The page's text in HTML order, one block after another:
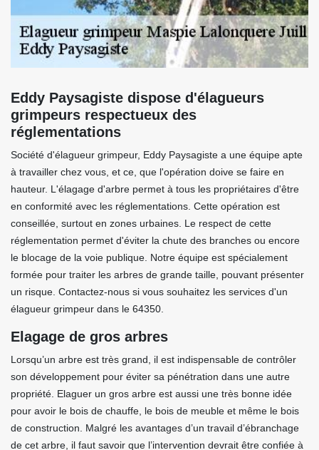
Eddy Paysagiste dispose d'élagueurs
grimpeurs respectueux des
réglementations
Société d'élagueur grimpeur, Eddy Paysagiste a une équipe apte
à travailler chez vous, et ce, que l'opération doive se faire en
hauteur. L'élagage d'arbre permet à tous les propriétaires d'être
en conformité avec les réglementations. Cette opération est
conseillée, surtout en zones urbaines. Le respect de cette
réglementation permet d'éviter la chute des branches ou encore
le blocage de la voie publique. Notre équipe est spécialement
formée pour traiter les arbres de grande taille, pouvant présenter
un risque. Contactez-nous si vous souhaitez les services d'un
élagueur grimpeur dans le 64350.
Elagage de gros arbres
Lorsqu’un arbre est très grand, il est indispensable de contrôler
son développement pour éviter sa pénétration dans une autre
propriété. Elaguer un gros arbre est aussi une très bonne idée
pour avoir le bois de chauffe, le bois de meuble et même le bois
de construction. Malgré les avantages d’un travail d’ébranchage
de cet arbre, il faut savoir que l’intervention devrait être confiée à